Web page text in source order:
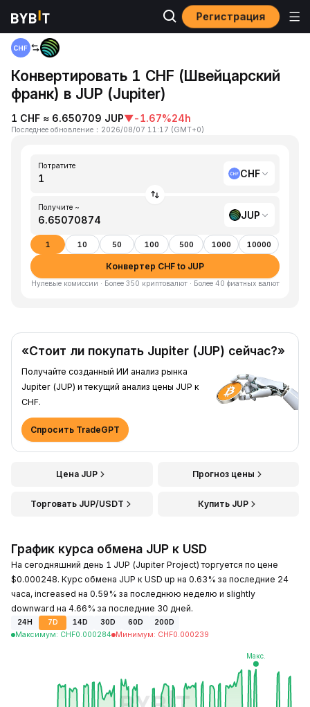
Регистрация
Главная
Конвертировать 1 CHF (Швейцарский
франк) в JUP (Jupiter)
1 CHF ≈ 6.650709 JUP▼-1.67%24h
Последнее обновление ： 2026/08/07 11:17 (GMT+0)
Потратите
CHF
Получите ~
JUP
1 10 50 100 500 1000 10000
Конвертер CHF to JUP
Нулевые комиссии · Более 350 криптовалют · Более 40 фиатных валют
«Стоит ли покупать Jupiter (JUP) сейчас?»
Получайте созданный ИИ анализ рынка
Jupiter (JUP) и текущий анализ цены JUP к
CHF.
Спросить TradeGPT
Цена JUP Прогноз цены
Торговать JUP/USDT Купить JUP
График курса обмена JUP к USD
На сегодняшний день 1 JUP (Jupiter Project) торгуется по цене
$0.000248. Курс обмена JUP к USD up на 0.63% за последние 24
часа, increased на 0.59% за последнюю неделю и slightly
downward на 4.66% за последние 30 дней.
24H 7D 14D 30D 60D
200D
Максимум: CHF0.000284 Минимум: CHF0.000239